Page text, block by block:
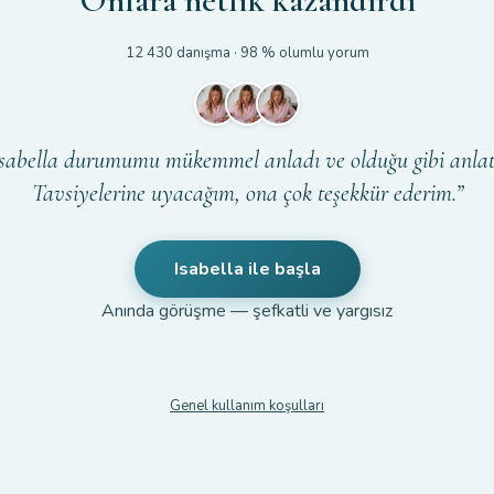
12 430 danışma · 98 % olumlu yorum
durumumu mükemmel anladı ve olduğu gibi
Tavsiyelerine uyacağım, ona çok teşekkür ederim.”
Isabella ile başla
Anında görüşme — şefkatli ve yargısız
Genel kullanım koşulları